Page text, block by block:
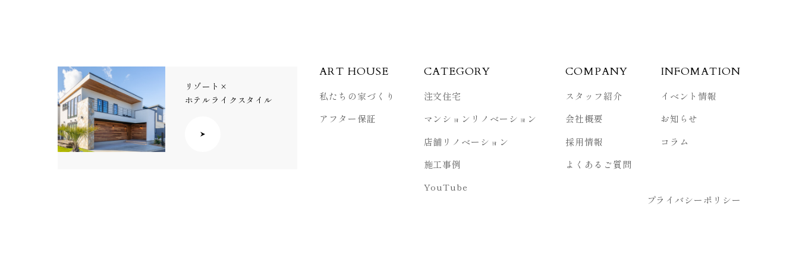
ART HOUSE
私たちの家づくり
アフター保証
CATEGORY
注文住宅
マンション リノベーション
店舗リノベーション
施工事例
YouTube
COMPANY
スタッフ紹介
会社概要
採用情報
よくあるご質問
INFOMATION
イベント情報
お知らせ
コラム
プライバシーポリシー
リゾート×
ホテルライクスタイル